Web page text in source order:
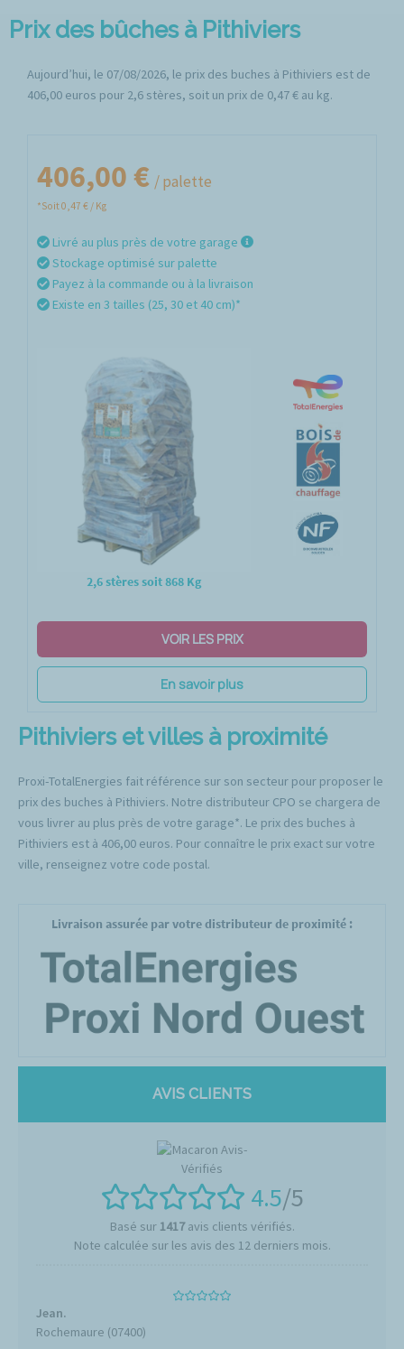
Prix des bûches à Pithiviers
Aujourd’hui, le 07/08/2026, le prix des buches à Pithiviers est de
406,00 euros pour 2,6 stères, soit un prix de 0,47 € au kg.
2,6 stères soit 868 Kg
406,00 € / palette
*Soit 0,47 € / Kg
Livré au plus près de votre garage
Stockage optimisé sur palette
Payez à la commande ou à la livraison
Existe en 3 tailles (25, 30 et 40 cm)*
VOIR LES PRIX
En savoir plus
Pithiviers et villes à proximité
Proxi-TotalEnergies fait référence sur son secteur pour proposer le
prix des buches à Pithiviers. Notre distributeur CPO se chargera de
vous livrer au plus près de votre garage*. Le prix des buches à
Pithiviers est à 406,00 euros. Pour connaître le prix exact sur votre
ville, renseignez votre code postal.
Livraison assurée par votre distributeur de proximité :
AVIS CLIENTS
4.5/5
Basé sur 1417avis clients vérifiés.
Note calculée sur les avis des 12 derniers mois.
Jean.
Rochemaure (07400)